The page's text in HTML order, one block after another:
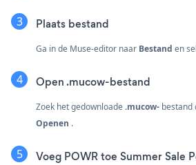
Plaats bestand
Ga in de Muse-editor naar Bestand en
Open .mucow-bestand
Zoek het gedownloade.mucow- bestand
Openen .
Voeg POWR toe Summer Sale